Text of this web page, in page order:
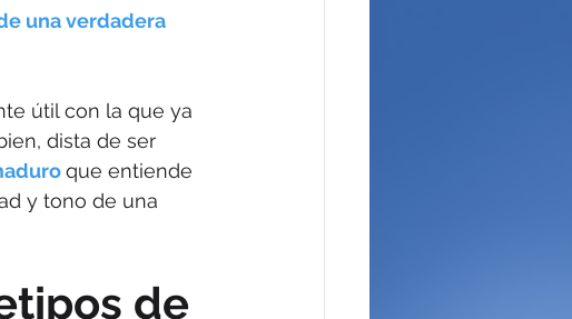
una verdadera
útil con la que ya
dista de ser
que entiende
y tono de una
de